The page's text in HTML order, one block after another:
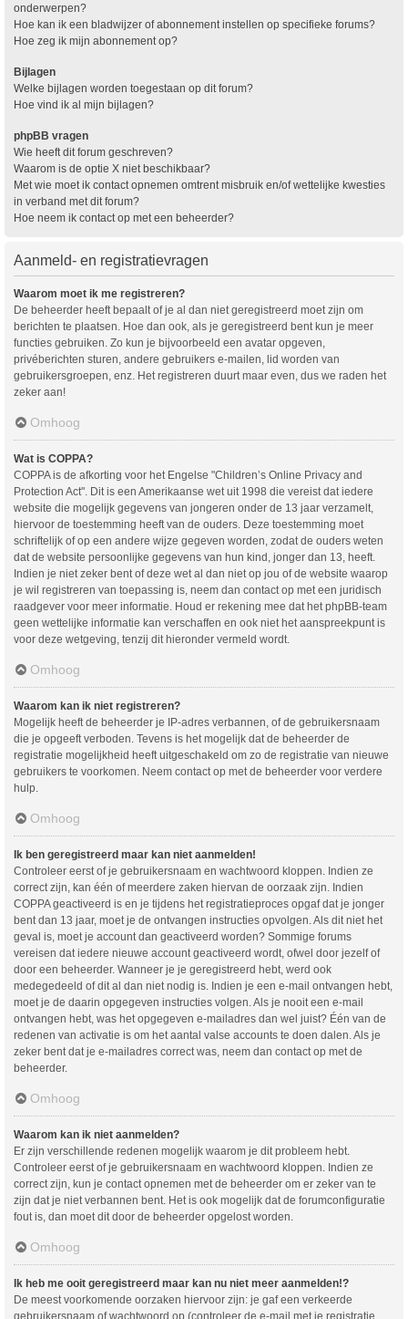
onderwerpen?
Hoe kan ik een bladwijzer of abonnement instellen op specifieke forums?
Hoe zeg ik mijn abonnement op?
Bijlagen
Welke bijlagen worden toegestaan op dit forum?
Hoe vind ik al mijn bijlagen?
phpBB vragen
Wie heeft dit forum geschreven?
Waarom is de optie X niet beschikbaar?
Met wie moet ik contact opnemen omtrent misbruik en/of wettelijke kwesties
in verband met dit forum?
Hoe neem ik contact op met een beheerder?
Aanmeld- en registratievragen
Waarom moet ik me registreren?
De beheerder heeft bepaalt of je al dan niet geregistreerd moet zijn om
berichten te plaatsen. Hoe dan ook, als je geregistreerd bent kun je meer
functies gebruiken. Zo kun je bijvoorbeeld een avatar opgeven,
privéberichten sturen, andere gebruikers e-mailen, lid worden van
gebruikersgroepen, enz. Het registreren duurt maar even, dus we raden het
zeker aan!
Omhoog
Wat is COPPA?
COPPA is de afkorting voor het Engelse "Children’s Online Privacy and
Protection Act". Dit is een Amerikaanse wet uit 1998 die vereist dat iedere
website die mogelijk gegevens van jongeren onder de 13 jaar verzamelt,
hiervoor de toestemming heeft van de ouders. Deze toestemming moet
schriftelijk of op een andere wijze gegeven worden, zodat de ouders weten
dat de website persoonlijke gegevens van hun kind, jonger dan 13, heeft.
Indien je niet zeker bent of deze wet al dan niet op jou of de website waarop
je wil registreren van toepassing is, neem dan contact op met een juridisch
raadgever voor meer informatie. Houd er rekening mee dat het phpBB-team
geen wettelijke informatie kan verschaffen en ook niet het aanspreekpunt is
voor deze wetgeving, tenzij dit hieronder vermeld wordt.
Omhoog
Waarom kan ik niet registreren?
Mogelijk heeft de beheerder je IP-adres verbannen, of de gebruikersnaam
die je opgeeft verboden. Tevens is het mogelijk dat de beheerder de
registratie mogelijkheid heeft uitgeschakeld om zo de registratie van nieuwe
gebruikers te voorkomen. Neem contact op met de beheerder voor verdere
hulp.
Omhoog
Ik ben geregistreerd maar kan niet aanmelden!
Controleer eerst of je gebruikersnaam en wachtwoord kloppen. Indien ze
correct zijn, kan één of meerdere zaken hiervan de oorzaak zijn. Indien
COPPA geactiveerd is en je tijdens het registratieproces opgaf dat je jonger
bent dan 13 jaar, moet je de ontvangen instructies opvolgen. Als dit niet het
geval is, moet je account dan geactiveerd worden? Sommige forums
vereisen dat iedere nieuwe account geactiveerd wordt, ofwel door jezelf of
door een beheerder. Wanneer je je geregistreerd hebt, werd ook
medegedeeld of dit al dan niet nodig is. Indien je een e-mail ontvangen hebt,
moet je de daarin opgegeven instructies volgen. Als je nooit een e-mail
ontvangen hebt, was het opgegeven e-mailadres dan wel juist? Één van de
redenen van activatie is om het aantal valse accounts te doen dalen. Als je
zeker bent dat je e-mailadres correct was, neem dan contact op met de
beheerder.
Omhoog
Waarom kan ik niet aanmelden?
Er zijn verschillende redenen mogelijk waarom je dit probleem hebt.
Controleer eerst of je gebruikersnaam en wachtwoord kloppen. Indien ze
correct zijn, kun je contact opnemen met de beheerder om er zeker van te
zijn dat je niet verbannen bent. Het is ook mogelijk dat de forumconfiguratie
fout is, dan moet dit door de beheerder opgelost worden.
Omhoog
Ik heb me ooit geregistreerd maar kan nu niet meer aanmelden!?
De meest voorkomende oorzaken hiervoor zijn: je gaf een verkeerde
gebruikersnaam of wachtwoord op (controleer de e-mail met je registratie